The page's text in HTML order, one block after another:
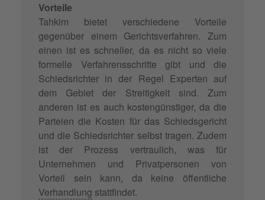
Vorteile
Tahkim bietet verschiedene Vorteile
gegenüber einem Gerichtsverfahren. Zum
einen ist es schneller, da es nicht so viele
formelle Verfahrensschritte gibt und die
Schiedsrichter in der Regel Experten auf
dem Gebiet der Streitigkeit sind. Zum
anderen ist es auch kostengünstiger, da die
Parteien die Kosten für das Schiedsgericht
und die Schiedsrichter selbst tragen. Zudem
ist der Prozess vertraulich, was für
Unternehmen und Privatpersonen von
Vorteil sein kann, da keine öffentliche
Verhandlung stattfindet.